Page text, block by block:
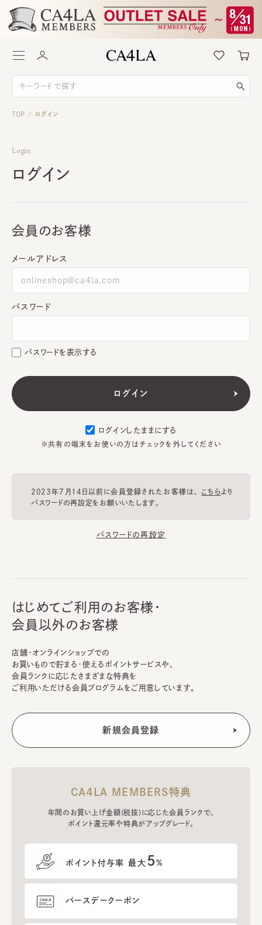
TOP / ログイン
Login
ログイン
会員のお客様
メールアドレス
パスワード
パスワードを表示する
ログインしたままにする
※共有の端末をお使いの方はチェックを外してください
2023年7月14日以前に会員登録されたお客様は、 こちらより
パスワードの再設定をお願いいたします。
パスワードの再設定
はじめてご利用のお客様・
会員以外のお客様
店舗・オンラインショップでの
お買いもので貯まる・使えるポイントサービスや、
会員ランクに応じたさまざまな特典を
ご利用いただける会員プログラムをご用意しています。
CA4LA MEMBERS特典
年間のお買い上げ金額(税抜)に応じた会員ランクで、
ポイント還元率や特典がアップグレード。
ポイント付与率 最大 5%
バースデークーポン